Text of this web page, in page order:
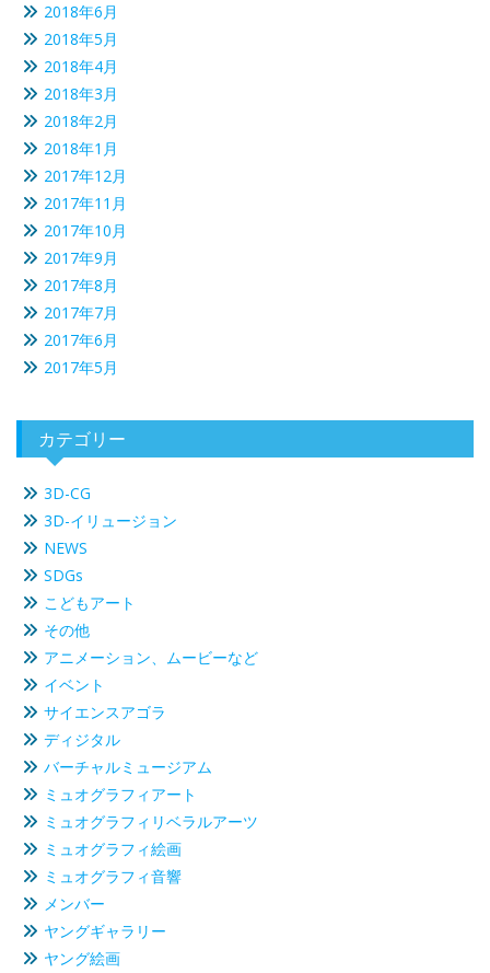
2018年6月
2018年5月
2018年4月
2018年3月
2018年2月
2018年1月
2017年12月
2017年11月
2017年10月
2017年9月
2017年8月
2017年7月
2017年6月
2017年5月
カテゴリー
3D-CG
3D-イリュージョン
NEWS
SDGs
こどもアート
その他
アニメーション、ムービーなど
イベント
サイエンスアゴラ
ディジタル
バーチャルミュージアム
ミュオグラフィアート
ミュオグラフィリベラルアーツ
ミュオグラフィ絵画
ミュオグラフィ音響
メンバー
ヤングギャラリー
ヤング絵画